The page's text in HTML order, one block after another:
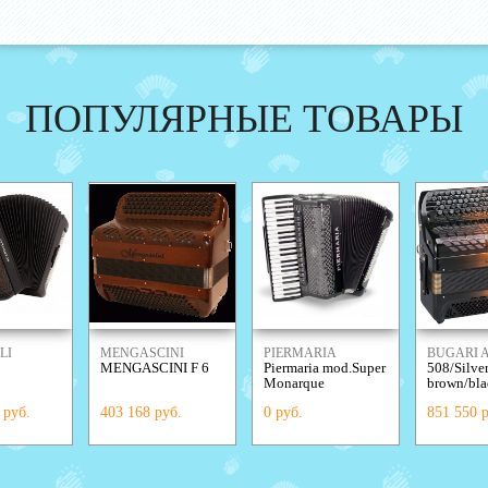
ПОПУЛЯРНЫЕ ТОВАРЫ
MENGASCINI
MENGASCINI F 6
403 168 руб.
PIERMARIA
Piermaria mod.Super
Monarque
0 руб.
BUGARI
508/
brown/
851 550